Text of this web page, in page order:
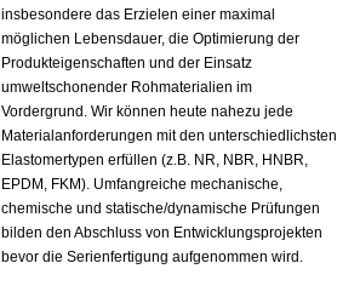
insbesondere das Erzielen einer maximal
möglichen Lebensdauer, die Optimierung der
Produkteigenschaften und der Einsatz
umweltschonender Rohmaterialien im
Vordergrund. Wir können heute nahezu jede
Materialanforderungen mit den unterschiedlichsten
Elastomertypen erfüllen (z.B. NR, NBR, HNBR,
EPDM, FKM). Umfangreiche mechanische,
chemische und statische/dynamische Prüfungen
bilden den Abschluss von Entwicklungsprojekten
bevor die Serienfertigung aufgenommen wird.